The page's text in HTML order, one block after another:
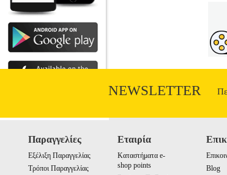
NEWSLETTER
Παραγγελίες
Εξέλιξη Παραγγελίας
Τρόποι Παραγγελίας
Εταιρία
Καταστήματα e-
shop points
Blog